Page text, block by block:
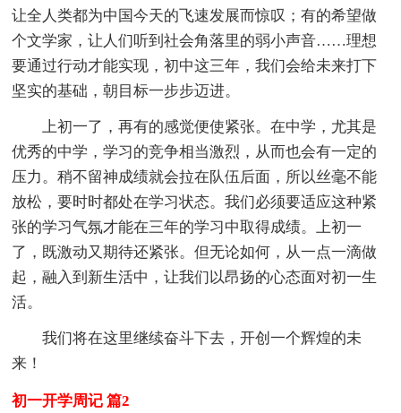
让全人类都为中国今天的飞速发展而惊叹；有的希望做
个文学家，让人们听到社会角落里的弱小声音……理想
要通过行动才能实现，初中这三年，我们会给未来打下
坚实的基础，朝目标一步步迈进。
上初一了，再有的感觉便使紧张。在中学，尤其是
优秀的中学，学习的竞争相当激烈，从而也会有一定的
压力。稍不留神成绩就会拉在队伍后面，所以丝毫不能
放松，要时时都处在学习状态。我们必须要适应这种紧
张的学习气氛才能在三年的学习中取得成绩。上初一
了，既激动又期待还紧张。但无论如何，从一点一滴做
起，融入到新生活中，让我们以昂扬的心态面对初一生
活。
我们将在这里继续奋斗下去，开创一个辉煌的未
来！
初一开学周记 篇2